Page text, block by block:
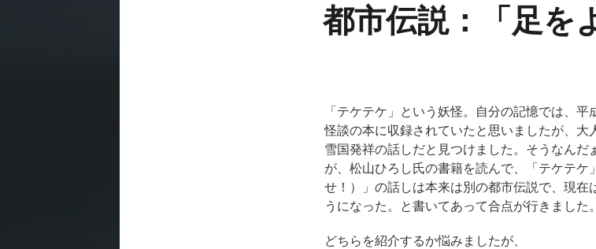
都市伝説：「足を
「テケテケ」という妖怪。自分の記憶では、
怪談の本に収録されていたと思いましたが、大
雪国発祥の話しだと見つけました。そうなんだ
が、松山ひろし氏の書籍を読んで、「テケテケ
せ！）」の話しは本来は別の都市伝説で、現在
うになった。と書いてあって合点が行きました。
どちらを紹介するか悩みましたが、